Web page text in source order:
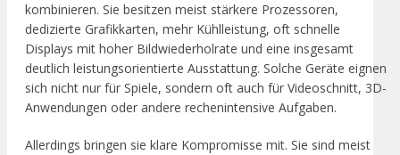
kombinieren. Sie besitzen meist stärkere Prozessoren,
dedizierte Grafikkarten, mehr Kühlleistung, oft schnelle
Displays mit hoher Bildwiederholrate und eine insgesamt
deutlich leistungsorientierte Ausstattung. Solche Geräte eignen
sich nicht nur für Spiele, sondern oft auch für Videoschnitt, 3D-
Anwendungen oder andere rechenintensive Aufgaben.
Allerdings bringen sie klare Kompromisse mit. Sie sind meist